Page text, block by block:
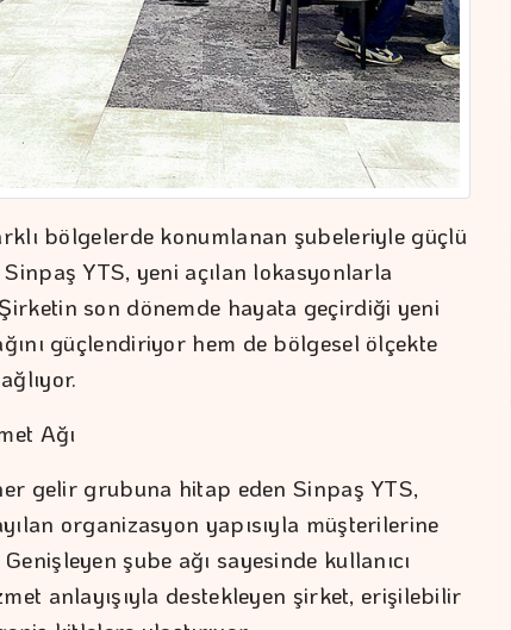
bölgelerde konumlanan şubeleriyle güçlü
YTS, yeni açılan lokasyonlarla
son dönemde hayata geçirdiği yeni
güçlendiriyor hem de bölgesel ölçekte
Ağı
gelir grubuna hitap eden Sinpaş YTS,
organizasyon yapısıyla müşterilerine
şube ağı sayesinde kullanıcı
anlayışıyla destekleyen şirket, erişilebilir